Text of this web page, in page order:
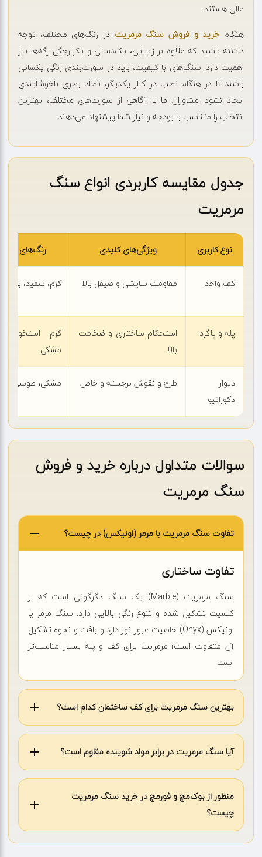
عالی هستند.
هنگام خرید و فروش سنگ مرمریت در رنگ‌های مختلف، توجه
داشته باشید که علاوه بر زیبایی، یک‌دستی و یکپارچگی رگه‌ها نیز
اهمیت دارد. سنگ‌های با کیفیت، باید در سورت‌بندی رنگی یکسانی
باشند تا در هنگام نصب در کنار یکدیگر، تضاد بصری ناخوشایندی
ایجاد نشود. مشاوران ما با آگاهی از سورت‌های مختلف، بهترین
انتخاب را متناسب با بودجه و نیاز شما پیشنهاد می‌دهند.
جدول مقایسه کاربردی انواع سنگ
مرمریت
نوع کاربری ویژگی‌های کلیدی رنگ‌های
کف واحد مقاومت سایشی و صیقل بالا کرم، سفید، بژ
پله و پاگرد
استحکام ساختاری و ضخامت
بالا
کرم استخوانی،
مشکی
دیوار
دکوراتیو
طرح و نقوش برجسته و خاص مشکی، طوسی،
سوالات متداول درباره خرید و فروش
سنگ مرمریت
تفاوت سنگ مرمریت با مرمر (اونیکس) در چیست؟
تفاوت ساختاری
سنگ مرمریت (Marble) یک سنگ دگرگونی است که از
کلسیت تشکیل شده و تنوع رنگی بالایی دارد. سنگ مرمر یا
اونیکس (Onyx) خاصیت عبور نور دارد و بافت و نحوه تشکیل
آن متفاوت است؛ مرمریت برای کف و پله بسیار مناسب‌تر
است.
بهترین سنگ مرمریت برای کف ساختمان کدام است؟
آیا سنگ مرمریت در برابر مواد شوینده مقاوم است؟
منظور از بوک‌مچ و فورمچ در خرید سنگ مرمریت
چیست؟